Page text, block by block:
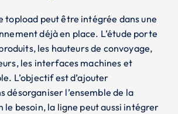
topload peut être intégrée dans une
déjà en place. L’étude porte
les hauteurs de convoyage,
les interfaces machines et
L’objectif est d’ajouter
désorganiser l’ensemble de la
le besoin, la ligne peut aussi intégrer